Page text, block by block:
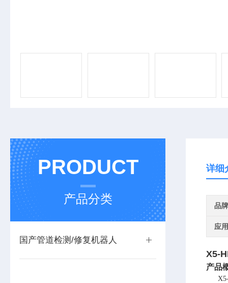
PRODUCT
产品分类
国产管道检测/修复机器人
详细
品牌
应
X5-
产品